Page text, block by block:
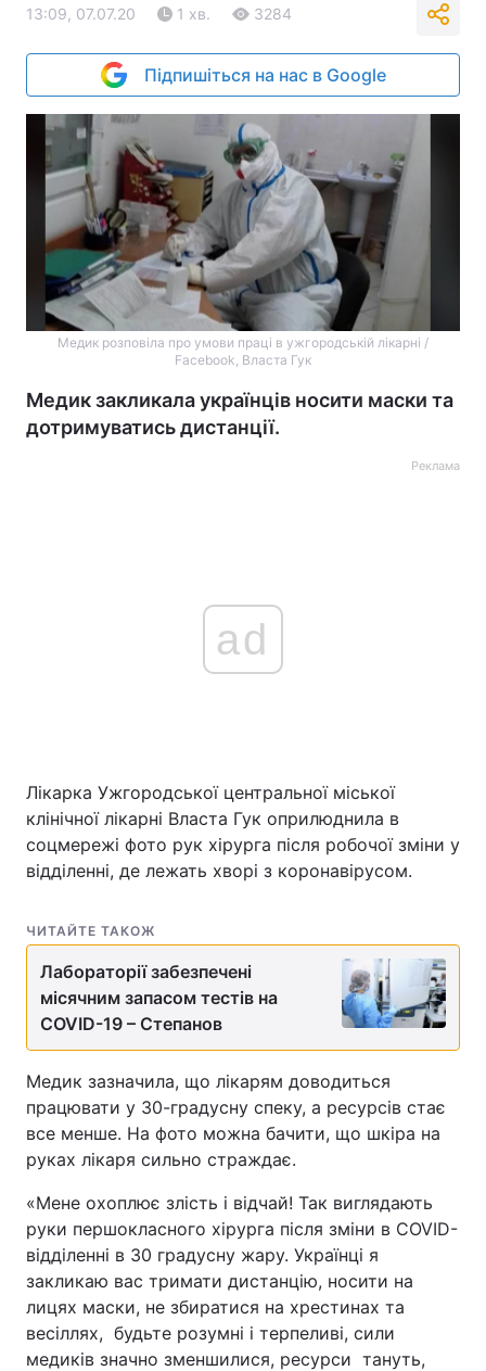
13:09, 07.07.20 1 хв. 3284
Підпишіться на нас в Google
Медик розповіла про умови праці в ужгородській лікарні /
Facebook, Власта Гук
Медик закликала українців носити маски та
дотримуватись дистанції.
Реклама
ad
Лікарка Ужгородської центральної міської
клінічної лікарні Власта Гук оприлюднила в
соцмережі фото рук хірурга після робочої зміни у
відділенні, де лежать хворі з коронавірусом.
ЧИТАЙТЕ ТАКОЖ
Лабораторії забезпечені
місячним запасом тестів на
COVID-19 – Степанов
Медик зазначила, що лікарям доводиться
працювати у 30-градусну спеку, а ресурсів стає
все менше. На фото можна бачити, що шкіра на
руках лікаря сильно страждає.
«Мене охоплює злість і відчай! Так виглядають
руки першокласного хірурга після зміни в COVID-
відділенні в 30 градусну жару. Українці я
закликаю вас тримати дистанцію, носити на
лицях маски, не збиратися на хрестинах та
весіллях, будьте розумні і терпеливі, сили
медиків значно зменшилися, ресурси тануть,